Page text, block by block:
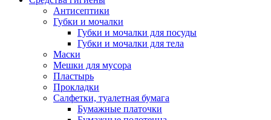
Антисептики
Губки и мочалки
Губки и мочалки для посуды
Губки и мочалки для тела
Маски
Мешки для мусора
Пластырь
Прокладки
Салфетки, туалетная бумага
Бумажные платочки